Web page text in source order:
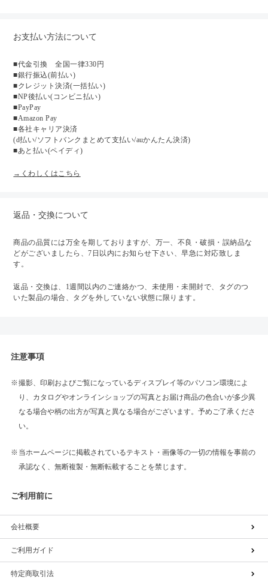
お支払い方法について
■代金引換 全国一律330円
■銀行振込(前払い)
■クレジット決済(一括払い)
■NP後払い(コンビニ払い)
■PayPay
■Amazon Pay
■各社キャリア決済
(d払い/ソフトバンクまとめて支払い/auかんたん決済)
■あと払い(ペイディ)
→くわしくはこちら
返品・交換について
商品の品質には万全を期しておりますが、万一、不良・破損・誤納品な
どがございましたら、7日以内にお知らせ下さい、早急に対応致しま
す。
返品・交換は、1週間以内のご連絡かつ、未使用・未開封で、タグのつ
いた製品の場合、タグを外していない状態に限ります。
注意事項
撮影、印刷およびご覧になっているディスプレイ等のパソコン環境によ
り、カタログやオンラインショップの写真とお届け商品の色合いが多少異
なる場合や柄の出方が写真と異なる場合がございます。予めご了承くださ
い。
当ホームページに掲載されているテキスト・画像等の一切の情報を事前の
承認なく、無断複製・無断転載することを禁じます。
ご利用前に
会社概要
ご利用ガイド
特定商取引法